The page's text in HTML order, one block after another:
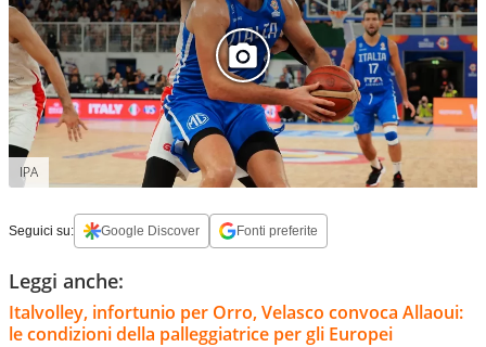
IPA
Seguici su: Google Discover Fonti preferite
Leggi anche:
Italvolley, infortunio per Orro, Velasco convoca Allaoui:
le condizioni della palleggiatrice per gli Europei